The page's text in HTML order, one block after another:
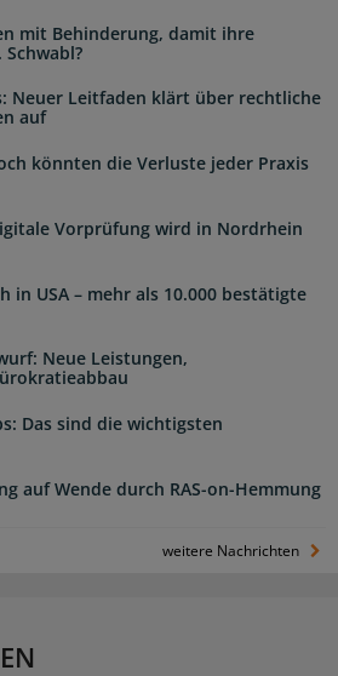
mit Behinderung, damit ihre
Neuer Leitfaden klärt über rechtliche
auf
könnten die Verluste jeder Praxis
Vorprüfung wird in Nordrhein
in USA – mehr als 10.000 bestätigte
Neue Leistungen,
Das sind die wichtigsten
auf Wende durch RAS-on-Hemmung
weitere Nachrichten